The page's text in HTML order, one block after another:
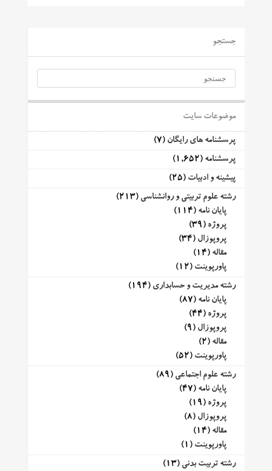
جستجو
موضوعات سایت
پرسشنامه های رایگان (7)
پرسشنامه (1,652)
پیشینه و ادبیات (25)
رشته علوم تربیتی و روانشناسی (213)
پایان نامه (114)
پروژه (39)
پروپوزال (34)
مقاله (14)
پاورپوینت (12)
رشته مدیریت و حسابداری (194)
پایان نامه (87)
پروژه (44)
پروپوزال (9)
مقاله (2)
پاورپوینت (52)
رشته علوم اجتماعی (89)
پایان نامه (47)
پروژه (19)
پروپوزال (8)
مقاله (14)
پاورپوینت (1)
رشته تربیت بدنی (13)